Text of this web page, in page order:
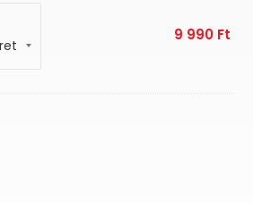
9 990 Ft